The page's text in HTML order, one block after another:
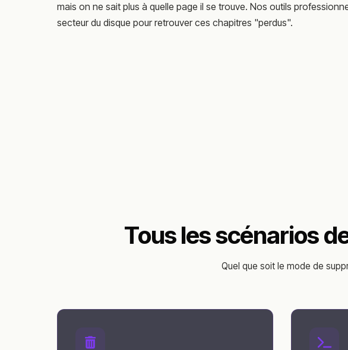
mais on ne sait plus à quelle page il se trouve. Nos outils
secteur du disque pour retrouver ces chapitres "perdus".
Tous les scénarios
Quel que soit le mode de